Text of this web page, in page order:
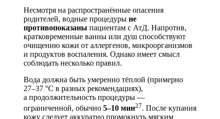
Несмотря на распространённые опасения
родителей, водные процедуры не
противопоказаны пациентам с АтД. Напротив,
кратковременные ванны или душ способствуют
очищению кожи от аллергенов, микроорганизмов
и продуктов воспаления. Однако имеет смысл
соблюдать несколько правил.
Вода должна быть умеренно тёплой (примерно
27–37 °C в разных рекомендациях),
а продолжительность процедуры —
ограниченной, обычно 5–10 мин27. После купания
кожу следует аккуратно промокнуть мягким